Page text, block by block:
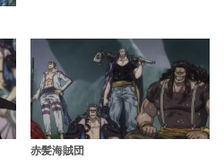
赤髪海賊団